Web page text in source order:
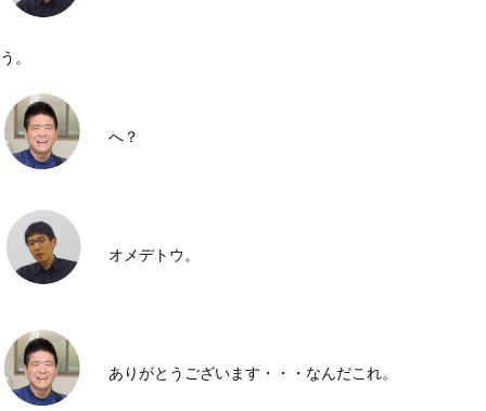
う。
へ？
オメデトウ。
ありがとうございます・・・なんだこれ。